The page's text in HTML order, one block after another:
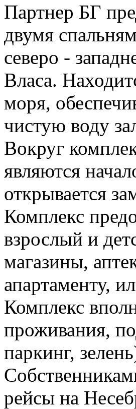
Партнер БГ
двумя
северо -
Власа.
моря,
чистую воду
Вокруг
являются
открывается
Комплекс
взрослый и
магазины,
апартаменту,
Комплекс
проживания,
паркинг,
рейсы на